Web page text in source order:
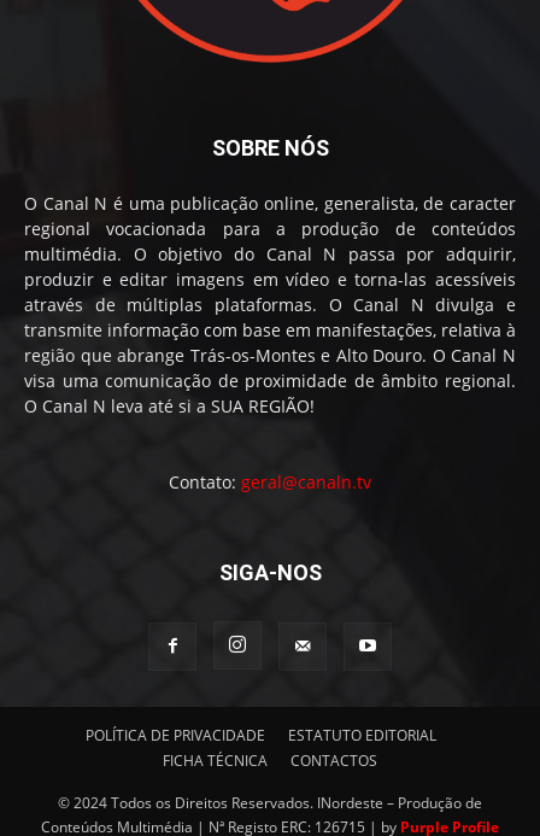
SOBRE NÓS
O Canal N é uma publicação online, generalista, de caracter
regional vocacionada para a produção de conteúdos
multimédia. O objetivo do Canal N passa por adquirir,
produzir e editar imagens em vídeo e torna-las acessíveis
através de múltiplas plataformas. O Canal N divulga e
transmite informação com base em manifestações, relativa à
região que abrange Trás-os-Montes e Alto Douro. O Canal N
visa uma comunicação de proximidade de âmbito regional.
O Canal N leva até si a SUA REGIÃO!
Contato: geral@canaln.tv
SIGA-NOS
POLÍTICA DE PRIVACIDADE
ESTATUTO EDITORIAL
FICHA TÉCNICA
CONTACTOS
© 2024 Todos os Direitos Reservados. INordeste – Produção de
Conteúdos Multimédia | Nª Registo ERC: 126715 | by Purple Profile